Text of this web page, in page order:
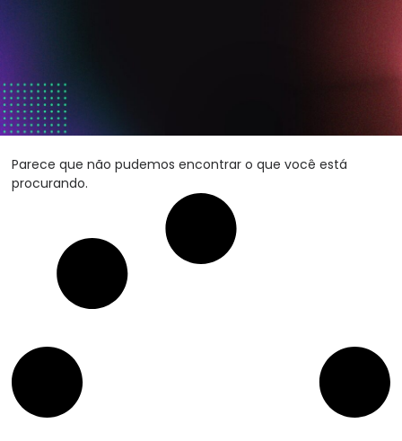
Parece que não pudemos encontrar o que você está
procurando.